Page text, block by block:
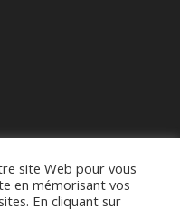
Village de Bueil
site Web pour vous
en mémorisant vos
En cliquant sur